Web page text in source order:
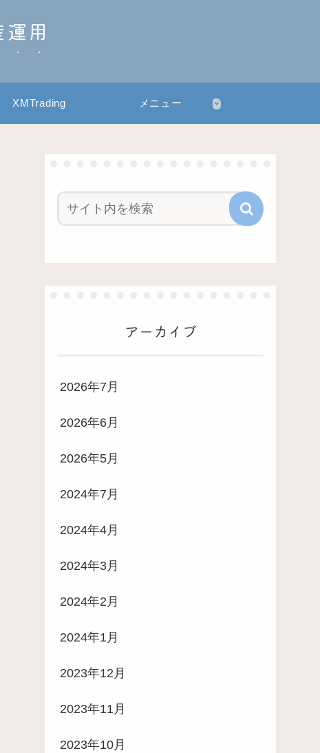
用
XMTrading メニュー
アーカイブ
2026年7月
2026年6月
2026年5月
2024年7月
2024年4月
2024年3月
2024年2月
2024年1月
2023年12月
2023年11月
2023年10月